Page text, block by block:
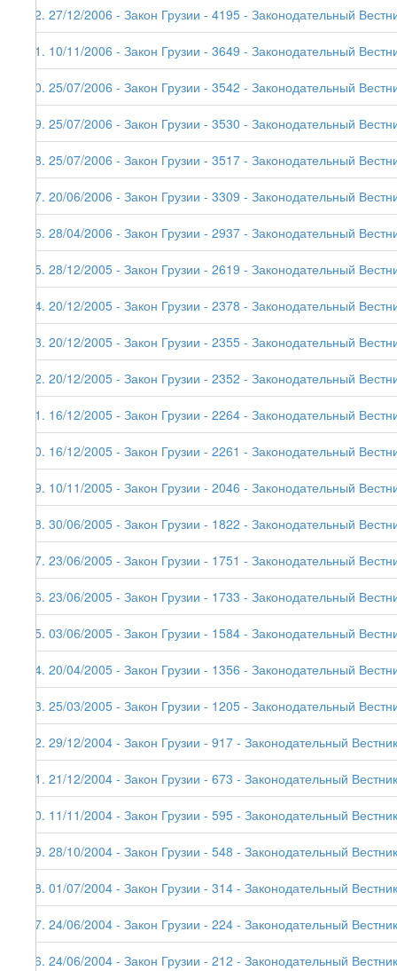
52. 27/12/2006 - Закон Грузии - 4195 - Законодательный
51. 10/11/2006 - Закон Грузии - 3649 - Законодательный
50. 25/07/2006 - Закон Грузии - 3542 - Законодательный
49. 25/07/2006 - Закон Грузии - 3530 - Законодательный
48. 25/07/2006 - Закон Грузии - 3517 - Законодательный
47. 20/06/2006 - Закон Грузии - 3309 - Законодательный
46. 28/04/2006 - Закон Грузии - 2937 - Законодательный
45. 28/12/2005 - Закон Грузии - 2619 - Законодательный
44. 20/12/2005 - Закон Грузии - 2378 - Законодательный
43. 20/12/2005 - Закон Грузии - 2355 - Законодательный
42. 20/12/2005 - Закон Грузии - 2352 - Законодательный
41. 16/12/2005 - Закон Грузии - 2264 - Законодательный
40. 16/12/2005 - Закон Грузии - 2261 - Законодательный
39. 10/11/2005 - Закон Грузии - 2046 - Законодательный
38. 30/06/2005 - Закон Грузии - 1822 - Законодательный
37. 23/06/2005 - Закон Грузии - 1751 - Законодательный
36. 23/06/2005 - Закон Грузии - 1733 - Законодательный
35. 03/06/2005 - Закон Грузии - 1584 - Законодательный
34. 20/04/2005 - Закон Грузии - 1356 - Законодательный
33. 25/03/2005 - Закон Грузии - 1205 - Законодательный
32. 29/12/2004 - Закон Грузии - 917 - Законодательный
31. 21/12/2004 - Закон Грузии - 673 - Законодательный
30. 11/11/2004 - Закон Грузии - 595 - Законодательный
29. 28/10/2004 - Закон Грузии - 548 - Законодательный
28. 01/07/2004 - Закон Грузии - 314 - Законодательный
27. 24/06/2004 - Закон Грузии - 224 - Законодательный
26. 24/06/2004 - Закон Грузии - 212 - Законодательный